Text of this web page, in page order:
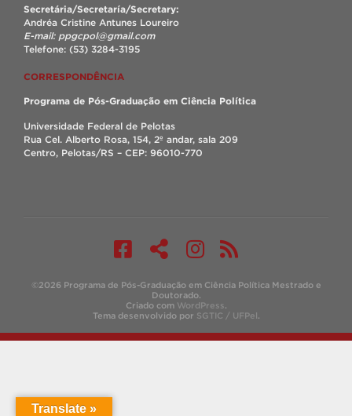
Secretária/Secretaría/Secretary:
Andréa Cristine Antunes Loureiro
E-mail: ppgcpol@gmail.com
Telefone: (53) 3284-3195
CORRESPONDÊNCIA
Programa de Pós-Graduação em Ciência Política
Universidade Federal de Pelotas
Rua Cel. Alberto Rosa, 154, 2º andar, sala 209
Centro, Pelotas/RS – CEP: 96010-770
©2026 Programa de Pós-Graduação em Ciência Política Mestrado e
Doutorado.
Criado com WordPress.
Tema desenvolvido por SGTIC / UFPel.
Translate »